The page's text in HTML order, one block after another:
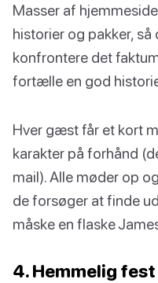
Masser af
historier og pakker,
konfrontere det
fortælle en god
Hver gæst får et kort
karakter på forhånd
mail). Alle møder op
de forsøger at finde
måske en flaske
4. Hemmelig fest